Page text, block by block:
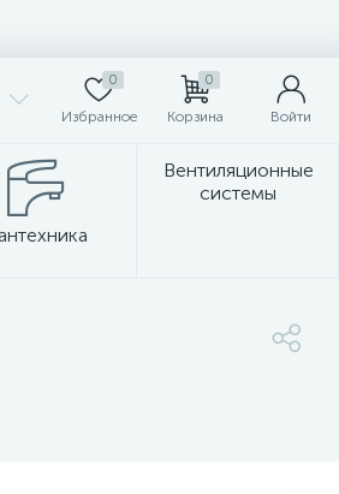
0
Избранное
0
Корзина Войти
Вентиляционные
системы